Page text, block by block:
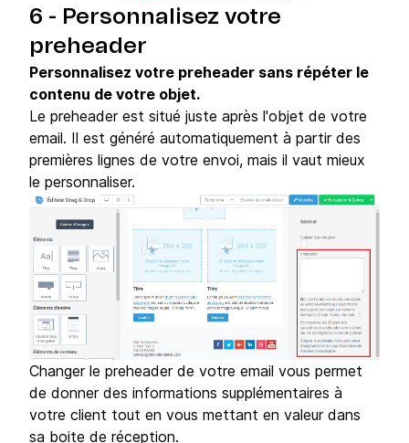
6 - Personnalisez votre
preheader
Personnalisez votre preheader sans répéter le
contenu de votre objet.
Le preheader est situé juste après l'objet de votre
email. Il est généré automatiquement à partir des
premières lignes de votre envoi, mais il vaut mieux
le personnaliser.
Changer le preheader de votre email vous permet
de donner des informations supplémentaires à
votre client tout en vous mettant en valeur dans
sa boite de réception.